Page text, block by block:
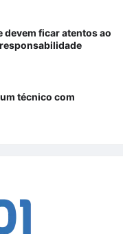
devem ficar atentos ao
técnico com